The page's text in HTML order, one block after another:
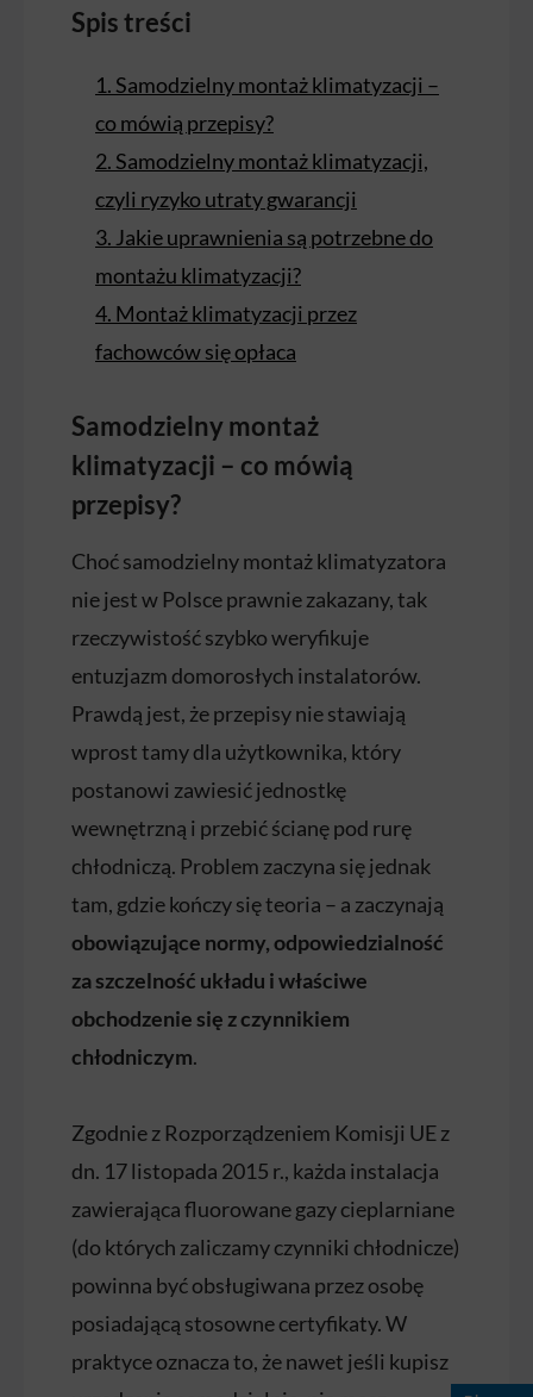
Spis treści
1. Samodzielny montaż klimatyzacji –
co mówią przepisy?
2. Samodzielny montaż klimatyzacji,
czyli ryzyko utraty gwarancji
3. Jakie uprawnienia są potrzebne do
montażu klimatyzacji?
4. Montaż klimatyzacji przez
fachowców się opłaca
Samodzielny montaż
klimatyzacji – co mówią
przepisy?
Choć samodzielny montaż klimatyzatora
nie jest w Polsce prawnie zakazany, tak
rzeczywistość szybko weryfikuje
entuzjazm domorosłych instalatorów.
Prawdą jest, że przepisy nie stawiają
wprost tamy dla użytkownika, który
postanowi zawiesić jednostkę
wewnętrzną i przebić ścianę pod rurę
chłodniczą. Problem zaczyna się jednak
tam, gdzie kończy się teoria – a zaczynają
obowiązujące normy, odpowiedzialność
za szczelność układu i właściwe
obchodzenie się z czynnikiem
chłodniczym.
Zgodnie z Rozporządzeniem Komisji UE z
dn. 17 listopada 2015 r., każda instalacja
zawierająca fluorowane gazy cieplarniane
(do których zaliczamy czynniki chłodnicze)
powinna być obsługiwana przez osobę
posiadającą stosowne certyfikaty. W
praktyce oznacza to, że nawet jeśli kupisz